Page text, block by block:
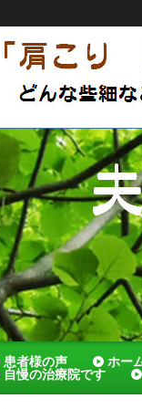
夫婦鍼灸院
メンテナンスによって
患者様の声 ホー
自慢の治療院です